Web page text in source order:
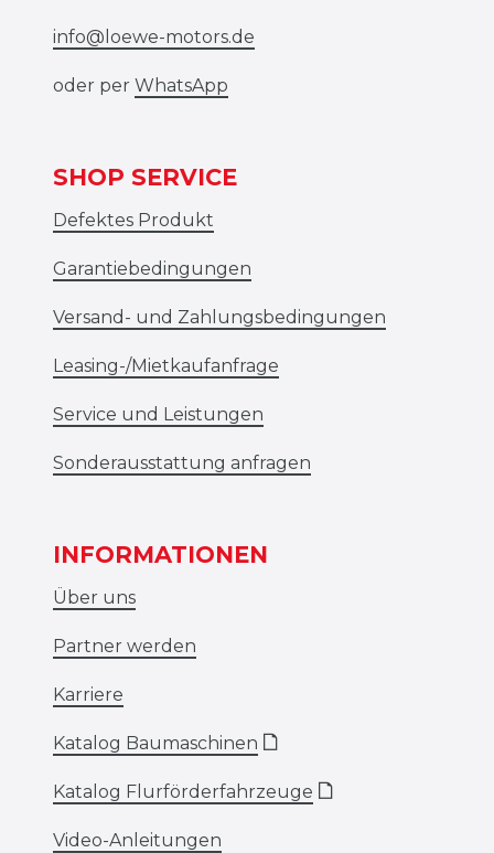
info@loewe-motors.de
oder per WhatsApp
SHOP SERVICE
Defektes Produkt
Garantiebedingungen
Versand- und Zahlungsbedingungen
Leasing-/Mietkaufanfrage
Service und Leistungen
Sonderausstattung anfragen
INFORMATIONEN
Über uns
Partner werden
Karriere
Katalog Baumaschinen 🗋
Katalog Flurförderfahrzeuge 🗋
Video-Anleitungen